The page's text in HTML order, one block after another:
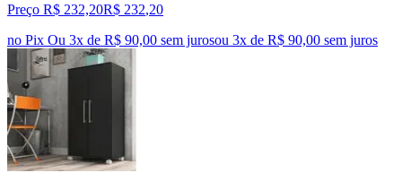
Preço R$ 232,20R$ 232,20
no Pix Ou 3x de R$ 90,00 sem jurosou 3x de R$ 90,00 sem juros